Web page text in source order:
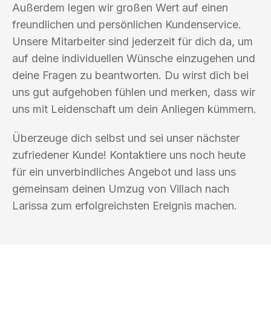
Außerdem legen wir großen Wert auf einen
freundlichen und persönlichen Kundenservice.
Unsere Mitarbeiter sind jederzeit für dich da, um
auf deine individuellen Wünsche einzugehen und
deine Fragen zu beantworten. Du wirst dich bei
uns gut aufgehoben fühlen und merken, dass wir
uns mit Leidenschaft um dein Anliegen kümmern.
Überzeuge dich selbst und sei unser nächster
zufriedener Kunde! Kontaktiere uns noch heute
für ein unverbindliches Angebot und lass uns
gemeinsam deinen Umzug von Villach nach
Larissa zum erfolgreichsten Ereignis machen.